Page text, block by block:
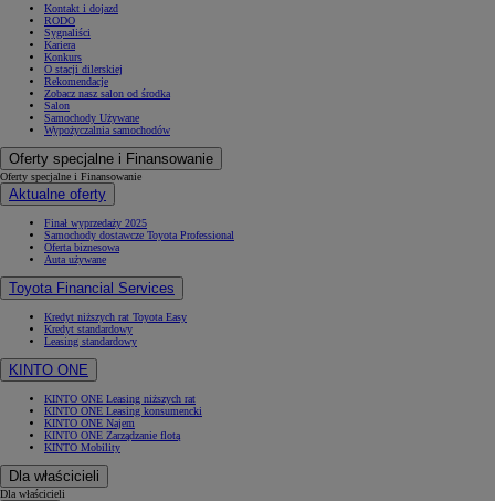
Kontakt i dojazd
RODO
Sygnaliści
Kariera
Konkurs
O stacji dilerskiej
Rekomendacje
Zobacz nasz salon od środka
Salon
Samochody Używane
Wypożyczalnia samochodów
Oferty specjalne i Finansowanie
Oferty specjalne i Finansowanie
Aktualne oferty
Finał wyprzedaży 2025
Samochody dostawcze Toyota Professional
Oferta biznesowa
Auta używane
Toyota Financial Services
Kredyt niższych rat Toyota Easy
Kredyt standardowy
Leasing standardowy
KINTO ONE
KINTO ONE Leasing niższych rat
KINTO ONE Leasing konsumencki
KINTO ONE Najem
KINTO ONE Zarządzanie flotą
KINTO Mobility
Dla właścicieli
Dla właścicieli